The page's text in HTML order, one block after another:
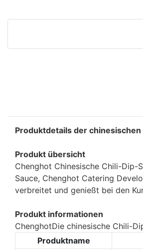
Produktdetails der
Produkt übersicht
Chenghot Chinesische Chili-Dip-
Sauce, Chenghot Catering
verbreitet und genießt bei den
Produkt informationen
ChenghotDie chinesische Chili-
Produktname